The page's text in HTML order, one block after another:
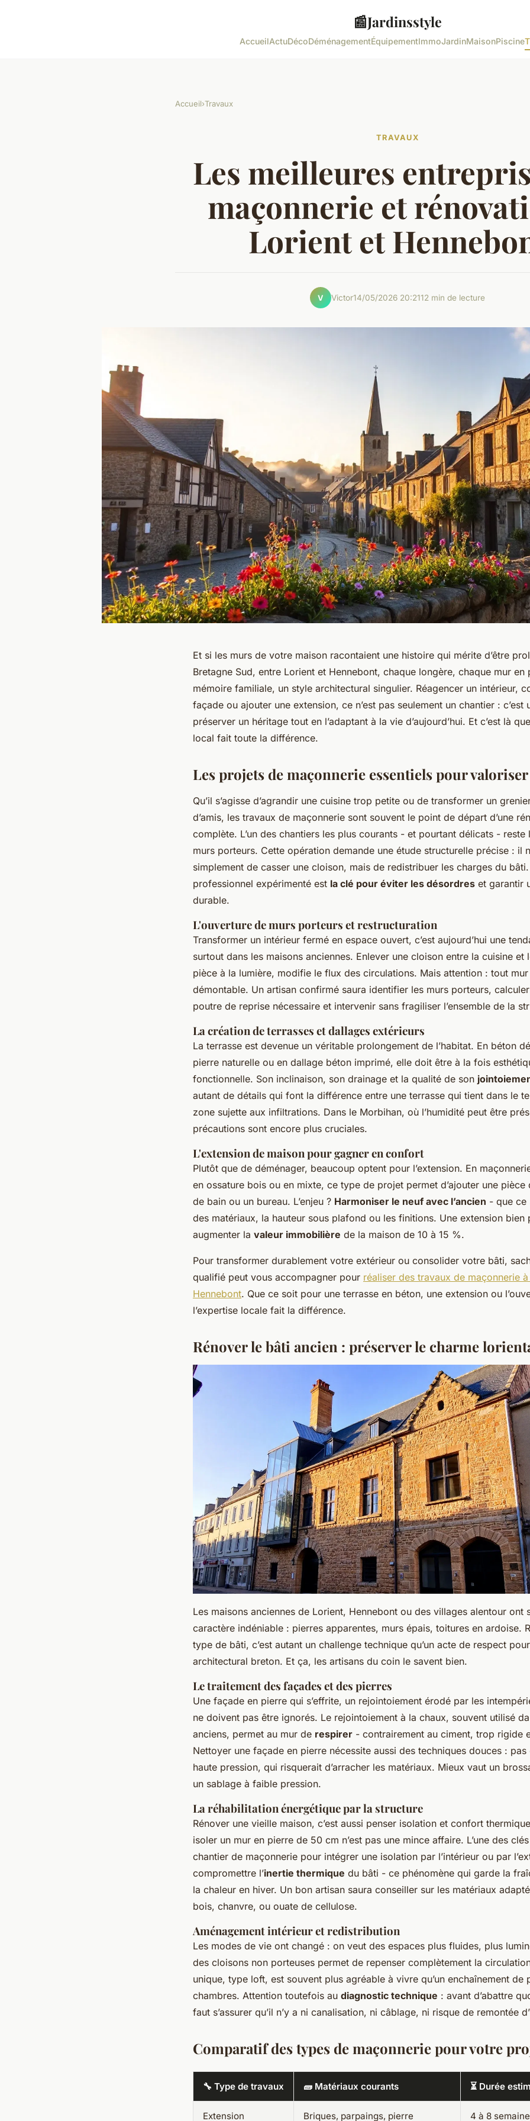
📰Jardinsstyle
AccueilActuDécoDéménagementÉquipementImmoJardinMaisonPiscine
Accueil›Travaux
TRAVAUX
Les meilleures
maçonnerie et
Lorient et
V Victor14/05/2026 20:2112 min de lecture
Et si les murs de votre maison racontaient une histoire qui mérite d’être
Bretagne Sud, entre Lorient et Hennebont, chaque longère, chaque mur en
mémoire familiale, un style architectural singulier. Réagencer un intérieur,
façade ou ajouter une extension, ce n’est pas seulement un chantier : c’est
préserver un héritage tout en l’adaptant à la vie d’aujourd’hui. Et c’est là
local fait toute la différence.
Les projets de maçonnerie essentiels pour
Qu’il s’agisse d’agrandir une cuisine trop petite ou de transformer un
d’amis, les travaux de maçonnerie sont souvent le point de départ d’une
complète. L’un des chantiers les plus courants - et pourtant délicats - reste
murs porteurs. Cette opération demande une étude structurelle précise : il
simplement de casser une cloison, mais de redistribuer les charges du bâti.
professionnel expérimenté est la clé pour éviter les désordres et garantir
durable.
L'ouverture de murs porteurs et restructuration
Transformer un intérieur fermé en espace ouvert, c’est aujourd’hui une
surtout dans les maisons anciennes. Enlever une cloison entre la cuisine et
pièce à la lumière, modifie le flux des circulations. Mais attention : tout mur
démontable. Un artisan confirmé saura identifier les murs porteurs,
poutre de reprise nécessaire et intervenir sans fragiliser l’ensemble de la
La création de terrasses et dallages extérieurs
La terrasse est devenue un véritable prolongement de l’habitat. En béton
pierre naturelle ou en dallage béton imprimé, elle doit être à la fois
fonctionnelle. Son inclinaison, son drainage et la qualité de son
autant de détails qui font la différence entre une terrasse qui tient dans le
zone sujette aux infiltrations. Dans le Morbihan, où l’humidité peut être
précautions sont encore plus cruciales.
L'extension de maison pour gagner en confort
Plutôt que de déménager, beaucoup optent pour l’extension. En
en ossature bois ou en mixte, ce type de projet permet d’ajouter une pièce
de bain ou un bureau. L’enjeu ? Harmoniser le neuf avec l’ancien - que ce
des matériaux, la hauteur sous plafond ou les finitions. Une extension bien
augmenter la valeur immobilière de la maison de 10 à 15 %.
Pour transformer durablement votre extérieur ou consolider votre bâti,
qualifié peut vous accompagner pour réaliser des travaux de maçonnerie
Hennebont. Que ce soit pour une terrasse en béton, une extension ou
l’expertise locale fait la différence.
Rénover le bâti ancien : préserver le charme
Les maisons anciennes de Lorient, Hennebont ou des villages alentour ont
caractère indéniable : pierres apparentes, murs épais, toitures en ardoise.
type de bâti, c’est autant un challenge technique qu’un acte de respect
architectural breton. Et ça, les artisans du coin le savent bien.
Le traitement des façades et des pierres
Une façade en pierre qui s’effrite, un rejointoiement érodé par les
ne doivent pas être ignorés. Le rejointoiement à la chaux, souvent utilisé
anciens, permet au mur de respirer - contrairement au ciment, trop rigide
Nettoyer une façade en pierre nécessite aussi des techniques douces :
haute pression, qui risquerait d’arracher les matériaux. Mieux vaut un
un sablage à faible pression.
La réhabilitation énergétique par la structure
Rénover une vieille maison, c’est aussi penser isolation et confort
isoler un mur en pierre de 50 cm n’est pas une mince affaire. L’une des
chantier de maçonnerie pour intégrer une isolation par l’intérieur ou par
compromettre l’inertie thermique du bâti - ce phénomène qui garde la
la chaleur en hiver. Un bon artisan saura conseiller sur les matériaux
bois, chanvre, ou ouate de cellulose.
Aménagement intérieur et redistribution
Les modes de vie ont changé : on veut des espaces plus fluides, plus
des cloisons non porteuses permet de repenser complètement la
unique, type loft, est souvent plus agréable à vivre qu’un enchaînement de
chambres. Attention toutefois au diagnostic technique : avant d’abattre
faut s’assurer qu’il n’y a ni canalisation, ni câblage, ni risque de remontée
Comparatif des types de maçonnerie pour votre
🔧 Type de travaux 🧱 Matériaux courants ⏳ Durée
Extension Briques, parpaings, pierre 4 à 8